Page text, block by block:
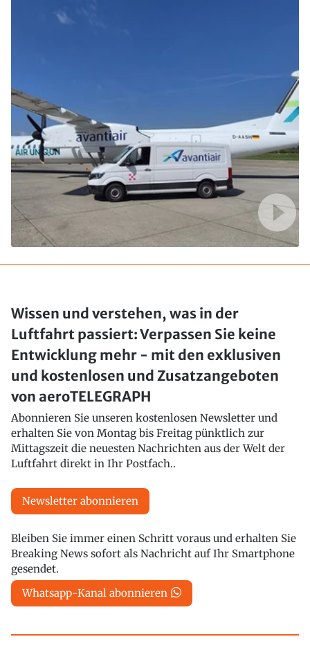
Wissen und verstehen, was in der
Luftfahrt passiert: Verpassen Sie keine
Entwicklung mehr - mit den exklusiven
und kostenlosen und Zusatzangeboten
von aeroTELEGRAPH
Abonnieren Sie unseren kostenlosen Newsletter und
erhalten Sie von Montag bis Freitag pünktlich zur
Mittagszeit die neuesten Nachrichten aus der Welt der
Luftfahrt direkt in Ihr Postfach..
Newsletter abonnieren
Bleiben Sie immer einen Schritt voraus und erhalten Sie
Breaking News sofort als Nachricht auf Ihr Smartphone
gesendet.
Whatsapp-Kanal abonnieren